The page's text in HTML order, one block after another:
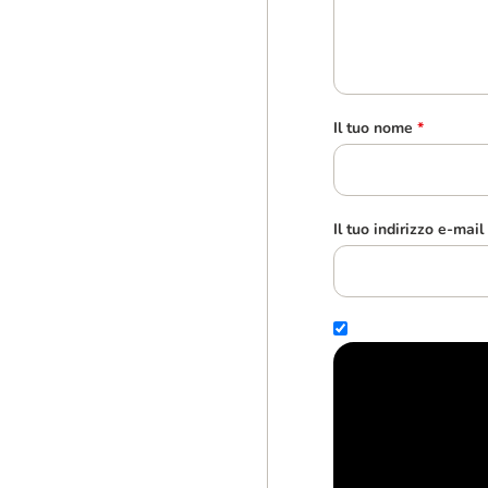
Il tuo nome *
Il tuo indirizzo e-mail